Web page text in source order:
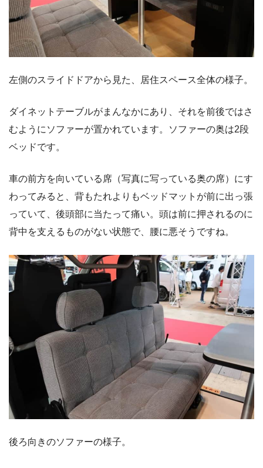
左側のスライドドアから見た、居住スペース全体の様子。
ダイネットテーブルがまんなかにあり、それを前後ではさ
むようにソファーが置かれています。ソファーの奥は2段
ベッドです。
車の前方を向いている席（写真に写っている奥の席）にす
わってみると、背もたれよりもベッドマットが前に出っ張
っていて、後頭部に当たって痛い。頭は前に押されるのに
背中を支えるものがない状態で、腰に悪そうですね。
後ろ向きのソファーの様子。